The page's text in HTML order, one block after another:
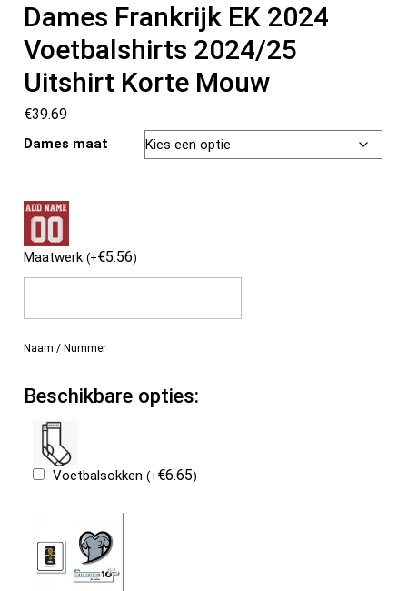
Dames Frankrijk EK 2024
Voetbalshirts 2024/25
Uitshirt Korte Mouw
€39.69
Dames maat
Maatwerk(+€5.56)
Naam / Nummer
Beschikbare opties:
Voetbalsokken(+€6.65)